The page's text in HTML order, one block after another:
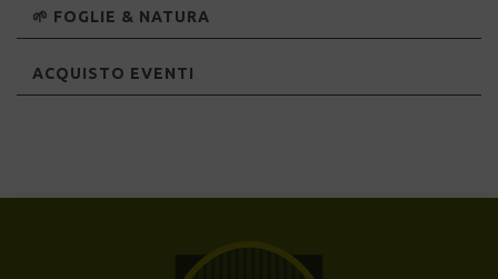
🌱 FOGLIE & NATURA
ACQUISTO EVENTI